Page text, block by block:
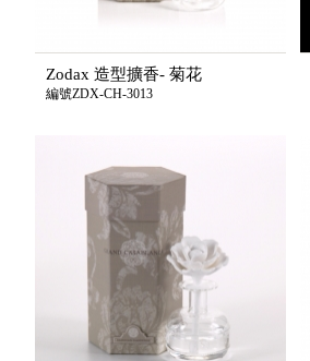
Zodax 造型擴香- 菊花
編號ZDX-CH-3013